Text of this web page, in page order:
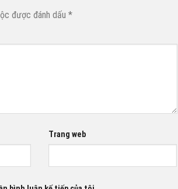
được đánh dấu *
Trang web